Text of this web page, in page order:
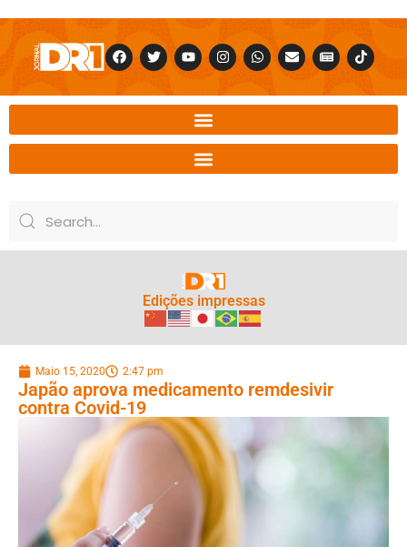
Edições impressas
Maio 15, 2020 2:47 pm
Japão aprova medicamento remdesivir
contra Covid-19